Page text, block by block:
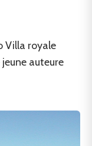
Villa royale
auteure